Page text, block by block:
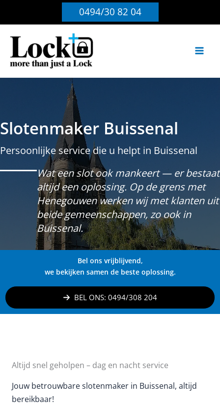
0494/30 82 04
Slotenmaker Buissenal
Persoonlijke service die u helpt in Buissenal
Wat een slot ook mankeert — er bestaat
altijd een oplossing. Op de grens met
Henegouwen werken wij met klanten uit
beide gemeenschappen, zo ook in
Buissenal.
Bel ons vrijblijvend,
we bekijken samen de beste oplossing.
BEL ONS: 0494/308 204
Altijd snel geholpen – dag en nacht service
Jouw betrouwbare slotenmaker in Buissenal, altijd
bereikbaar!